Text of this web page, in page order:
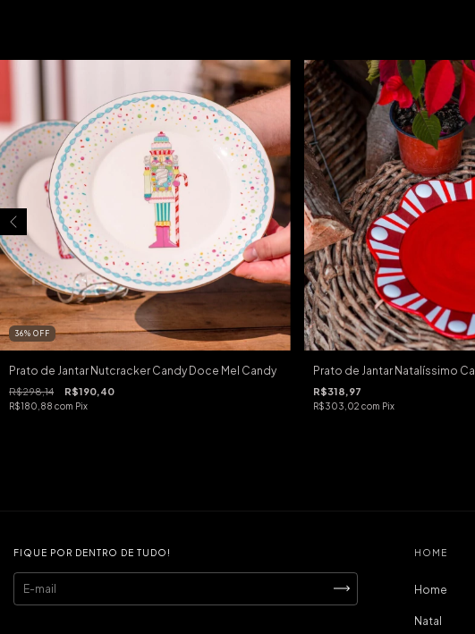
36% OFF
Prato de Jantar Nutcracker Candy Doce Mel Candy
R$298,14 R$190,40
R$180,88 com Pix
Prato de Jantar Natalíssimo
R$318,97
R$303,02 com Pix
FIQUE POR DENTRO DE TUDO! HOME
Home
Natal